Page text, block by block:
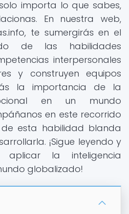
importa lo que sabes,
En nuestra web,
te sumergirás en el
de las habilidades
interpersonales
y construyen equipos
la importancia de la
en un mundo
en este recorrido
esta habilidad blanda
¡Sigue leyendo y
aplicar la inteligencia
globalizado!